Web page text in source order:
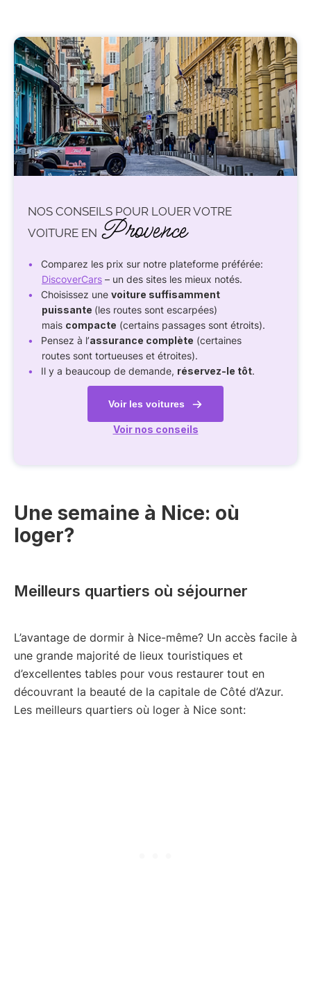
NOS CONSEILS POUR LOUER VOTRE
VOITURE EN Provence
Comparez les prix sur notre plateforme préférée:
DiscoverCars – un des sites les mieux notés.
Choisissez une voiture suffisamment
puissante (les routes sont escarpées)
mais compacte (certains passages sont étroits).
Pensez à l’assurance complète (certaines
routes sont tortueuses et étroites).
Il y a beaucoup de demande, réservez-le tôt.
Voir les voitures
Voir nos conseils
Une semaine à Nice: où
loger?
Meilleurs quartiers où séjourner
L’avantage de dormir à Nice-même? Un accès facile à
une grande majorité de lieux touristiques et
d’excellentes tables pour vous restaurer tout en
découvrant la beauté de la capitale de Côté d’Azur.
Les meilleurs quartiers où loger à Nice sont: